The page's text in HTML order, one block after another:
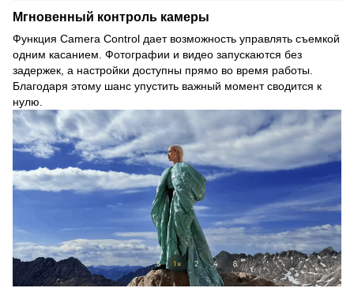
Мгновенный контроль камеры
Функция Camera Control дает возможность управлять съемкой
одним касанием. Фотографии и видео запускаются без
задержек, а настройки доступны прямо во время работы.
Благодаря этому шанс упустить важный момент сводится к
нулю.